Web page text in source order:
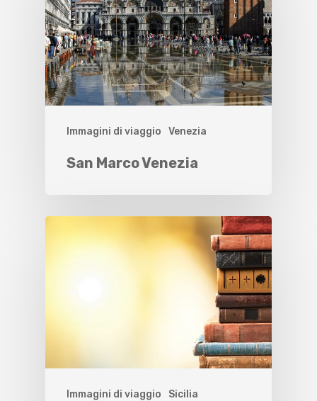
Immagini di viaggio Venezia
San Marco Venezia
Immagini di viaggio Sicilia